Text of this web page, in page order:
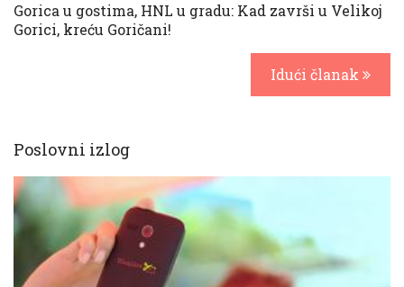
Gorica u gostima, HNL u gradu: Kad završi u Velikoj
Gorici, kreću Goričani!
Idući članak
Poslovni izlog